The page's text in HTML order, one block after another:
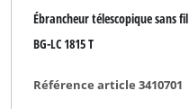
Ébrancheur télescopique sans fil
BG-LC 1815 T
Référence article 3410701